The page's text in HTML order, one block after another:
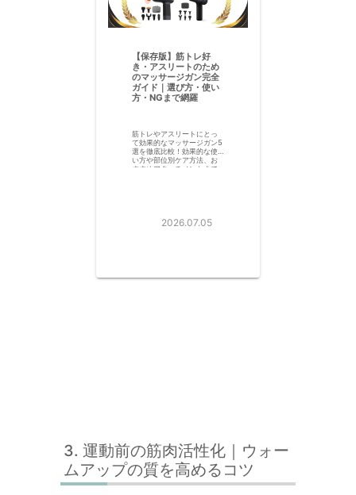
【保存版】筋トレ好
き・アスリートのため
のマッサージガン完全
ガイド｜選び方・使い
方・NGまで網羅
筋トレやアスリートにとっ
て効果的なマッサージガン5
選を徹底比較！効果的な使
い方や部位別ケア方法、お
すすめアタッチメントまで
2026.07.05
運動前の筋肉活性化｜ウォー
ムアップの質を高めるコツ